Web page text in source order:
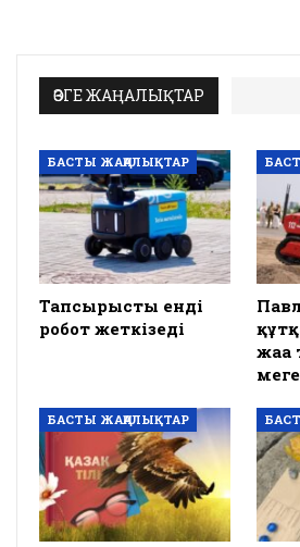
ӨЗГЕ ЖАҢАЛЫҚТАР
БАСТЫ ЖАҢАЛЫҚТАР
Тапсырысты енді
робот жеткізеді
БАСТЫ ЖАҢАЛЫҚТАР